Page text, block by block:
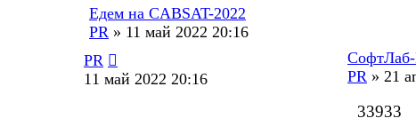
Едем на CABSAT-2022
PR » 11 май 2022 20:16
PR
11 май 2022 20:16
PR » 21
33933